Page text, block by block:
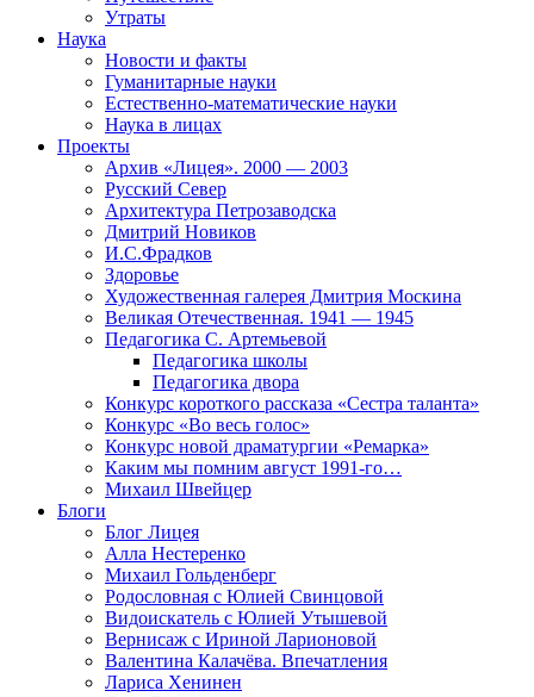
Утраты
Наука
Новости и факты
Гуманитарные науки
Естественно-математические науки
Наука в лицах
Проекты
Архив «Лицея». 2000 — 2003
Русский Север
Архитектура Петрозаводска
Дмитрий Новиков
И.С.Фрадков
Здоровье
Художественная галерея Дмитрия Москина
Великая Отечественная. 1941 — 1945
Педагогика С. Артемьевой
Педагогика школы
Педагогика двора
Конкурс короткого рассказа «Сестра таланта»
Конкурс «Во весь голос»
Конкурс новой драматургии «Ремарка»
Каким мы помним август 1991-го…
Михаил Швейцер
Блоги
Блог Лицея
Алла Нестеренко
Михаил Гольденберг
Родословная с Юлией Свинцовой
Видоискатель с Юлией Утышевой
Вернисаж с Ириной Ларионовой
Валентина Калачёва. Впечатления
Лариса Хенинен